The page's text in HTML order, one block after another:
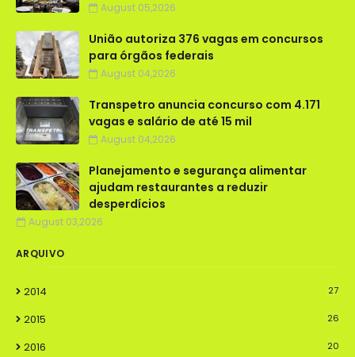
August 05,2026
União autoriza 376 vagas em concursos
para órgãos federais
August 04,2026
Transpetro anuncia concurso com 4.171
vagas e salário de até 15 mil
August 04,2026
Planejamento e segurança alimentar
ajudam restaurantes a reduzir
desperdícios
August 03,2026
ARQUIVO
2014 27
2015 26
2016 20